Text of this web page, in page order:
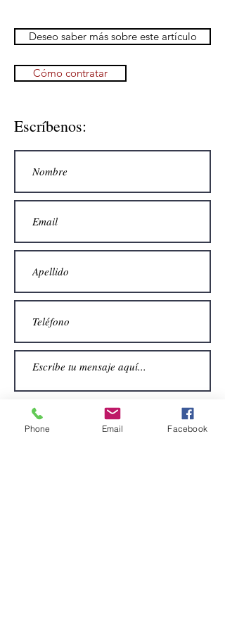
Deseo saber más sobre este artículo
Cómo contratar
Escríbenos:
Enviar
Phone Email Facebook